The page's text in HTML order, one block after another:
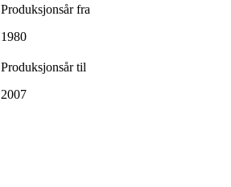
Produksjonsår fra
1980
Produksjonsår til
2007